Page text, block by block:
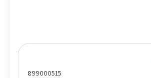
899000515